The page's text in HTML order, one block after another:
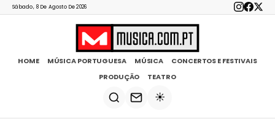
Sábado, 8 De Agosto De 2026
HOME MÚSICA PORTUGUESA MÚSICA
CONCERTOS E FESTIVAIS
PRODUÇÃO
TEATRO
☀️